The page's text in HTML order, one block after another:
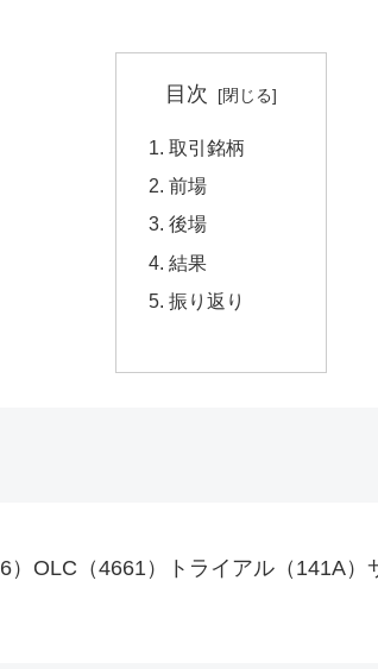
目次
取引銘柄
前場
後場
結果
振り返り
）OLC（4661）トライアル（141A）